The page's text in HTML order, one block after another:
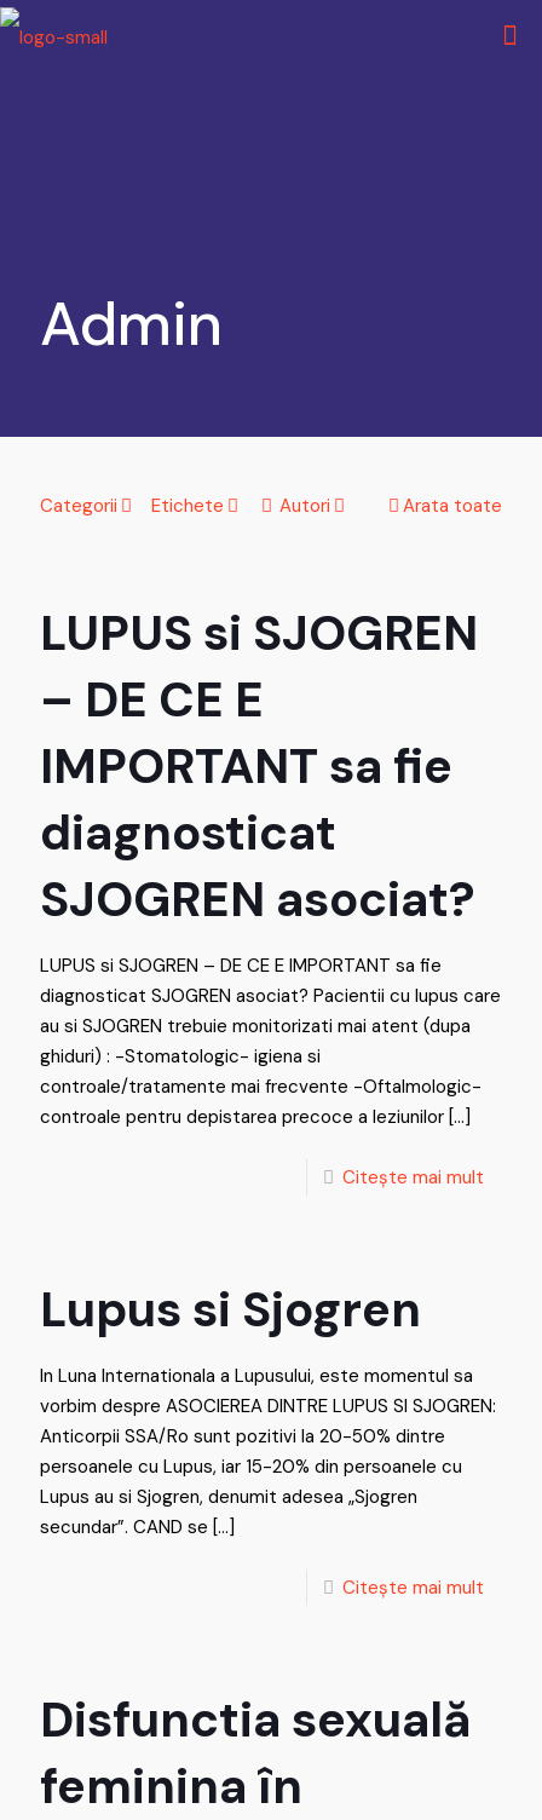
Admin
Categorii Etichete Autori Arata toate
LUPUS si SJOGREN
– DE CE E
IMPORTANT sa fie
diagnosticat
SJOGREN asociat?
LUPUS si SJOGREN – DE CE E IMPORTANT sa fie
diagnosticat SJOGREN asociat? Pacientii cu lupus care
au si SJOGREN trebuie monitorizati mai atent (dupa
ghiduri) : -Stomatologic- igiena si
controale/tratamente mai frecvente -Oftalmologic-
controale pentru depistarea precoce a leziunilor […]
Citește mai mult
Lupus si Sjogren
In Luna Internationala a Lupusului, este momentul sa
vorbim despre ASOCIEREA DINTRE LUPUS SI SJOGREN:
Anticorpii SSA/Ro sunt pozitivi la 20-50% dintre
persoanele cu Lupus, iar 15-20% din persoanele cu
Lupus au si Sjogren, denumit adesea „Sjogren
secundar”. CAND se […]
Citește mai mult
Disfunctia sexuală
feminina în